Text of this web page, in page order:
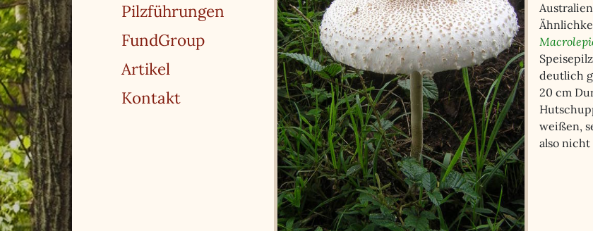
Pilzführungen
FundGroup
Artikel
Kontakt
deutlich
20 cm
weißen,
also nicht